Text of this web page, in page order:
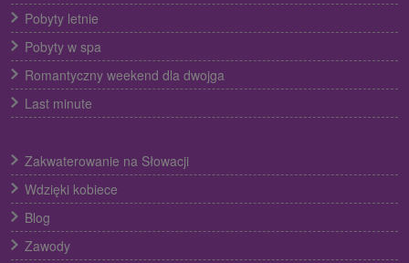
Pobyty letnie
Pobyty w spa
Romantyczny weekend dla dwojga
Last minute
Zakwaterowanie na Słowacji
Wdzięki kobiece
Blog
Zawody